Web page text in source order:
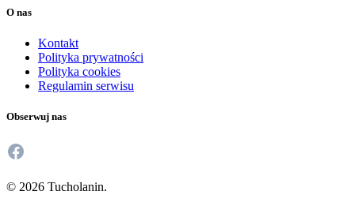
O nas
Kontakt
Polityka prywatności
Polityka cookies
Regulamin serwisu
Obserwuj nas
Facebook
© 2026 Tucholanin.